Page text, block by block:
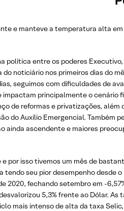
e manteve a temperatura alta
política entre os poderes Executivo,
noticiário nos primeiros dias do
seguimos com dificuldades de
principalmente o cenário
de reformas e privatizações, além
do Auxílio Emergencial. Também
ainda ascendente e maiores
por isso tivemos um mês de
tendo seu pior desempenho desde o
2020, fechando setembro em -
5,3% frente ao Dólar. As
mais intenso de alta da taxa